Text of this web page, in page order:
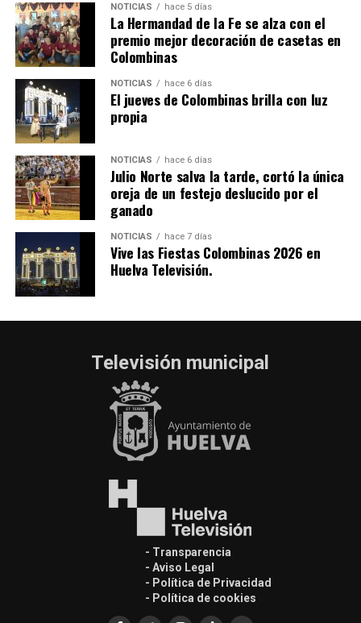
QUINTA CORRIDA DE LAS FIESTAS COLOMBINAS
2026
hace 3 días· Huelvatv
NOTICIAS hace 5 días
La Hermandad de la Fe se alza con el
premio mejor decoración de casetas en
Colombinas
NOTICIAS hace 6 días
El jueves de Colombinas brilla con luz
propia
NOTICIAS hace 6 días
Julio Norte salva la tarde, cortó la única
oreja de un festejo deslucido por el
ganado
NOTICIAS hace 7 días
Vive las Fiestas Colombinas 2026 en
Huelva Televisión.
Televisión municipal
- Transparencia
- Aviso Legal
- Política de Privacidad
- Política de cookies